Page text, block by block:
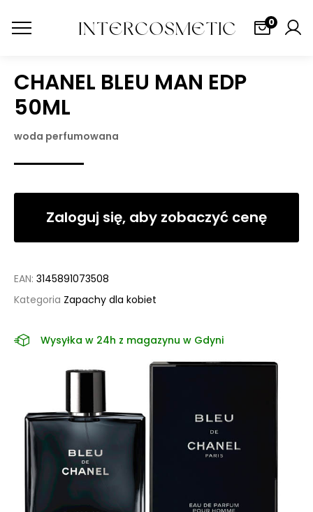
0
CHANEL BLEU MAN EDP
50ML
woda perfumowana
Zaloguj się, aby zobaczyć cenę
EAN: 3145891073508
Kategoria Zapachy dla kobiet
Wysyłka w 24h z magazynu w Gdyni